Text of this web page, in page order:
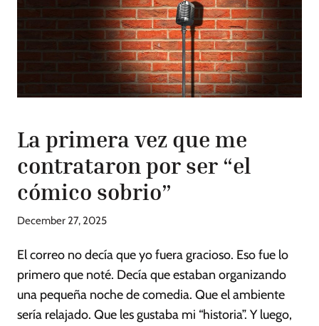
La primera vez que me
contrataron por ser “el
cómico sobrio”
December 27, 2025
El correo no decía que yo fuera gracioso. Eso fue lo
primero que noté. Decía que estaban organizando
una pequeña noche de comedia. Que el ambiente
sería relajado. Que les gustaba mi “historia”. Y luego,